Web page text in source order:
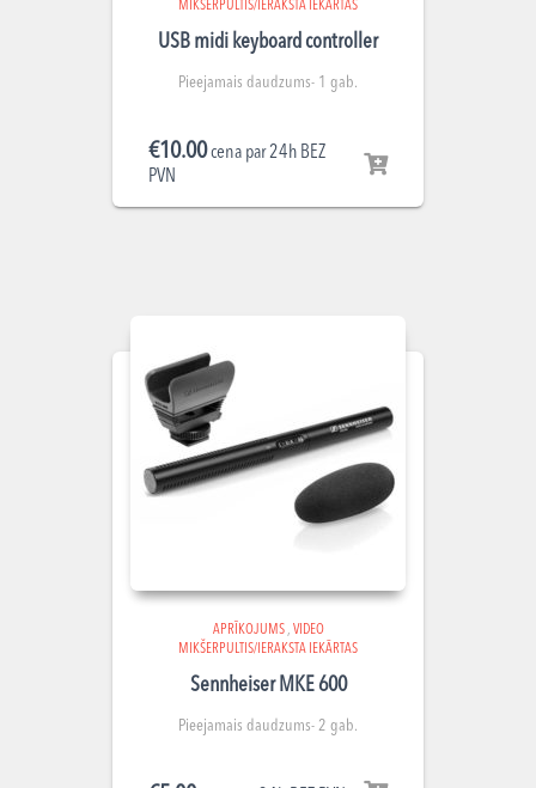
MIKŠERPULTIS/IERAKSTA IEKĀRTAS
USB midi keyboard controller
Pieejamais daudzums- 1 gab.
€10.00cena par 24h BEZ
PVN
APRĪKOJUMS, VIDEO
MIKŠERPULTIS/IERAKSTA IEKĀRTAS
Sennheiser MKE 600
Pieejamais daudzums- 2 gab.